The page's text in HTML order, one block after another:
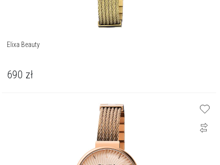
Elixa Beauty
690 zł